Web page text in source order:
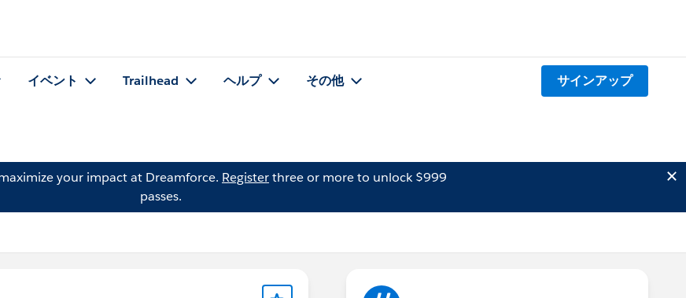
イベント Trailhead ヘルプ その他 サインアップ
your impact at Dreamforce. Registerthree or more to unlock $999
passes.